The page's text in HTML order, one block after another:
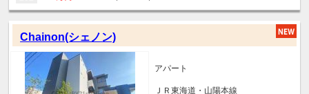
Chainon(シェノン)
アパート
ＪＲ東海道・山陽本線